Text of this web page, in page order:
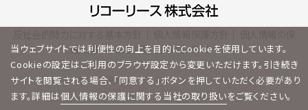
護に関する当社の取り扱い｜サイトマップ
計測器・オフィス機器レンタルならリコーリース INDUSTRY
Copyright © RICOH LEASING COMPANY,LTD. All Rights Reserved.
当ウェブサイトでは利便性の向上を目的にCookieを使用しています。
Cookieの設定はご利用のブラウザ設定から変更いただけます。引き続き
サイトを閲覧される場合、「同意する」ボタンを押していただく必要があり
ます。詳細は個人情報の保護に関する当社の取り扱いをご覧ください。